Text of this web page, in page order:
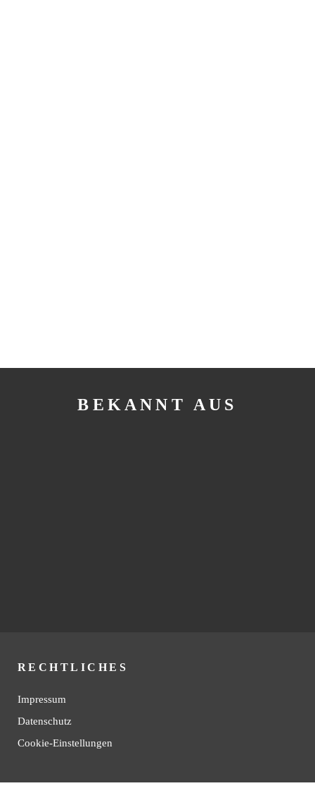
BEKANNT AUS
RECHTLICHES
Impressum
Datenschutz
Cookie-Einstellungen